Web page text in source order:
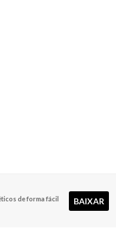
de forma fácil
BAIXAR